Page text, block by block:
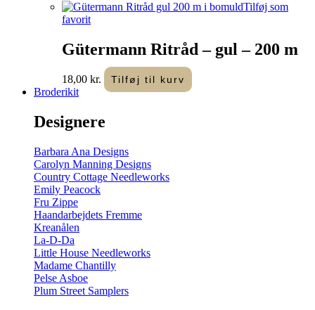
Tilføj som
favorit
Gütermann Ritråd – gul – 200 m
18,00 kr. Tilføj til kurv
Broderikit
Designere
Barbara Ana Designs
Carolyn Manning Designs
Country Cottage Needleworks
Emily Peacock
Fru Zippe
Haandarbejdets Fremme
Kreanålen
La-D-Da
Little House Needleworks
Madame Chantilly
Pelse Asboe
Plum Street Samplers